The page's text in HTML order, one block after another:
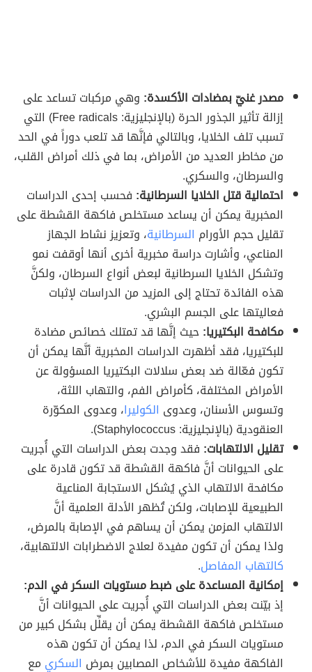
مصدر غنيّ بمضادات الأكسدة: وهي مركبات تساعد على
إزالة تأثير الجذور الحرة (بالإنجليزية: Free radicals) التي
تسبب تلف الخلايا، وبالتالي فإنَّها قد تلعب دوراً في الحد
من مخاطر العديد من الأمراض، بما في ذلك أمراض القلب،
والسرطان، والسكري.
احتمالية قتل الخلايا السرطانية: فحسب إحدى الدراسات
المخبرية يمكن أن يساعد مستخلص فاكهة القشطة على
تقليل حجم الأورام السرطانية، وتعزيز نشاط الجهاز
المناعي، وأشارت دراسة مخبرية أخرى أنها أوقفت نمو
وتشكل الخلايا السرطانية لبعض أنواع السرطان، ولكنَّ
هذه الفائدة تحتاج إلى المزيد من الدراسات لإثبات
فعاليتها على الجسم البشري.
مكافحة البكتيريا:حيث إنَّها قد تمتلك خصائص مضادة
للبكتيريا، فقد أظهرت الدراسات المخبرية أنَّها يمكن أن
تكون فعّالة ضد بعض سلالات البكتيريا المسؤولة عن
الأمراض المختلفة، كأمراض الفم، والتهاب اللثة،
وتسوس الأسنان، وعدوى الكوليرا، وعدوى المكوّرة
العنقودية (بالإنجليزية: Staphylococcus).
تقليل الالتهابات: فقد وجدت بعض الدراسات التي أُجريت
على الحيوانات أنَّ فاكهة القشطة قد تكون قادرة على
مكافحة الالتهاب الذي يُشكل الاستجابة المناعية
الطبيعية للإصابات، ولكن تُظهر الأدلة العلمية أنَّ
الالتهاب المزمن يمكن أن يساهم في الإصابة بالمرض،
ولذا يمكن أن تكون مفيدة لعلاج الاضطرابات الالتهابية،
كالتهاب المفاصل.
إمكانية المساعدة على ضبط مستويات السكر في الدم:
إذ بيّنت بعض الدراسات التي أُجريت على الحيوانات أنَّ
مستخلص فاكهة القشطة يمكن أن يقلِّل بشكل كبير من
مستويات السكر في الدم، لذا يمكن أن تكون هذه
الفاكهة مفيدة للأشخاص المصابين بمرض السكري مع